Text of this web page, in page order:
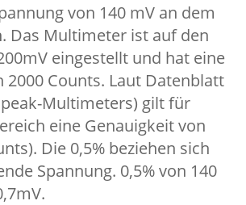
von 140 mV an dem
Das Multimeter ist auf den
eingestellt und hat eine
2000 Counts. Laut Datenblatt
Multimeters) gilt für
eine Genauigkeit von
Die 0,5% beziehen sich
Spannung. 0,5% von 140